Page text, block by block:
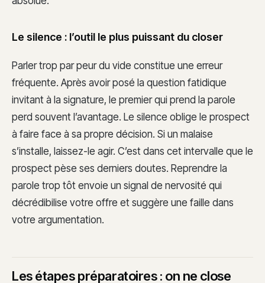
Le silence : l’outil le plus puissant du closer
Parler trop par peur du vide constitue une erreur
fréquente. Après avoir posé la question fatidique
invitant à la signature, le premier qui prend la parole
perd souvent l’avantage. Le silence oblige le prospect
à faire face à sa propre décision. Si un malaise
s’installe, laissez-le agir. C’est dans cet intervalle que le
prospect pèse ses derniers doutes. Reprendre la
parole trop tôt envoie un signal de nervosité qui
décrédibilise votre offre et suggère une faille dans
votre argumentation.
Les étapes préparatoires : on ne close